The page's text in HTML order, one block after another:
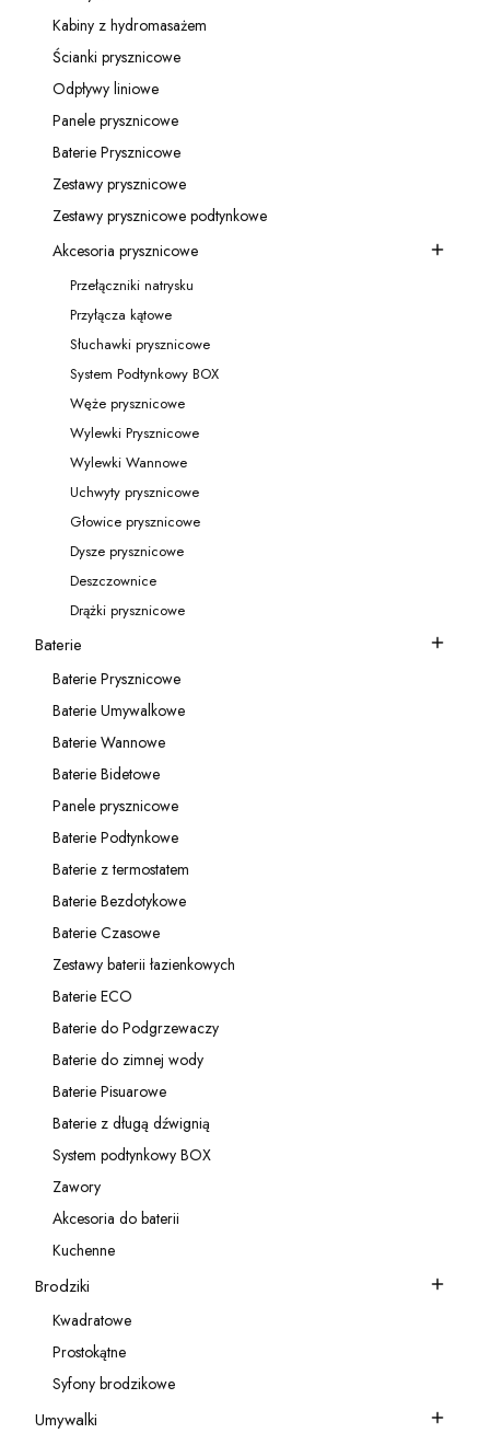
Kategoria - Kabiny z hydromasażem
Kabiny z hydromasażem
Kategoria - Ścianki prysznicowe
Ścianki prysznicowe
Kategoria - Odpływy liniowe
Odpływy liniowe
Kategoria - Panele prysznicowe
Panele prysznicowe
Kategoria - Baterie Prysznicowe
Baterie Prysznicowe
Kategoria - Zestawy prysznicowe
Zestawy prysznicowe
Kategoria - Zestawy prysznicowe podtynkowe
Zestawy prysznicowe podtynkowe
Kategoria - Akcesoria prysznicowe
Akcesoria prysznicowe
Kategoria - Przełączniki natrysku
Przełączniki natrysku
Kategoria - Przyłącza kątowe
Przyłącza kątowe
Kategoria - Słuchawki prysznicowe
Słuchawki prysznicowe
Kategoria - System Podtynkowy BOX
System Podtynkowy BOX
Kategoria - Węże prysznicowe
Węże prysznicowe
Kategoria - Wylewki Prysznicowe
Wylewki Prysznicowe
Kategoria - Wylewki Wannowe
Wylewki Wannowe
Kategoria - Uchwyty prysznicowe
Uchwyty prysznicowe
Kategoria - Głowice prysznicowe
Głowice prysznicowe
Kategoria - Dysze prysznicowe
Dysze prysznicowe
Kategoria - Deszczownice
Deszczownice
Kategoria - Drążki prysznicowe
Drążki prysznicowe
Kategoria - Baterie
Baterie
Kategoria - Baterie Prysznicowe
Baterie Prysznicowe
Kategoria - Baterie Umywalkowe
Baterie Umywalkowe
Kategoria - Baterie Wannowe
Baterie Wannowe
Kategoria - Baterie Bidetowe
Baterie Bidetowe
Kategoria - Panele prysznicowe
Panele prysznicowe
Kategoria - Baterie Podtynkowe
Baterie Podtynkowe
Kategoria - Baterie z termostatem
Baterie z termostatem
Kategoria - Baterie Bezdotykowe
Baterie Bezdotykowe
Kategoria - Baterie Czasowe
Baterie Czasowe
Kategoria - Zestawy baterii łazienkowych
Zestawy baterii łazienkowych
Kategoria - Baterie ECO
Baterie ECO
Kategoria - Baterie do Podgrzewaczy
Baterie do Podgrzewaczy
Kategoria - Baterie do zimnej wody
Baterie do zimnej wody
Kategoria - Baterie Pisuarowe
Baterie Pisuarowe
Kategoria - Baterie z długą dźwignią
Baterie z długą dźwignią
Kategoria - System podtynkowy BOX
System podtynkowy BOX
Kategoria - Zawory
Zawory
Kategoria - Akcesoria do baterii
Akcesoria do baterii
Kategoria - Kuchenne
Kuchenne
Kategoria - Brodziki
Brodziki
Kategoria - Kwadratowe
Kwadratowe
Kategoria - Prostokątne
Prostokątne
Kategoria - Syfony brodzikowe
Syfony brodzikowe
Kategoria - Umywalki
Umywalki